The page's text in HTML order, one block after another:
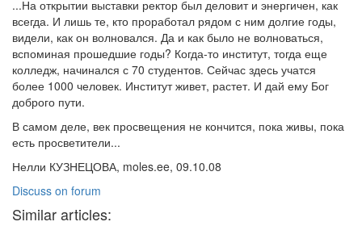
...На открытии выставки ректор был деловит и энергичен, как
всегда. И лишь те, кто проработал рядом с ним долгие годы,
видели, как он волновался. Да и как было не волноваться,
вспоминая прошедшие годы? Когда-то институт, тогда еще
колледж, начинался с 70 студентов. Сейчас здесь учатся
более 1000 человек. Институт живет, растет. И дай ему Бог
доброго пути.
В самом деле, век просвещения не кончится, пока живы, пока
есть просветители...
Нелли КУЗНЕЦОВА, moles.ee, 09.10.08
Discuss on forum
Similar articles: